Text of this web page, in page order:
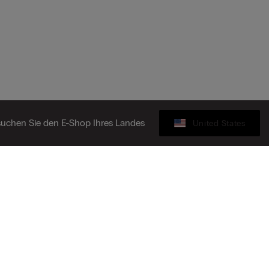
Sie den E-Shop Ihres Landes United States